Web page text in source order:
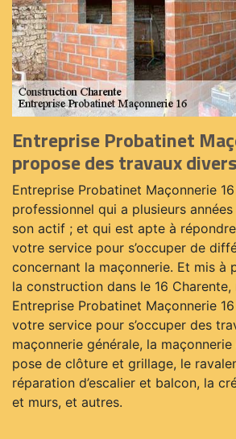
Entreprise Probatinet
propose des travaux
Entreprise Probatinet Maçonnerie
professionnel qui a plusieurs années
son actif ; et qui est apte à
votre service pour s’occuper de
concernant la maçonnerie. Et mis à
la construction dans le 16
Entreprise Probatinet Maçonnerie
votre service pour s’occuper des
maçonnerie générale, la
pose de clôture et grillage, le
réparation d’escalier et balcon, la
et murs, et autres.